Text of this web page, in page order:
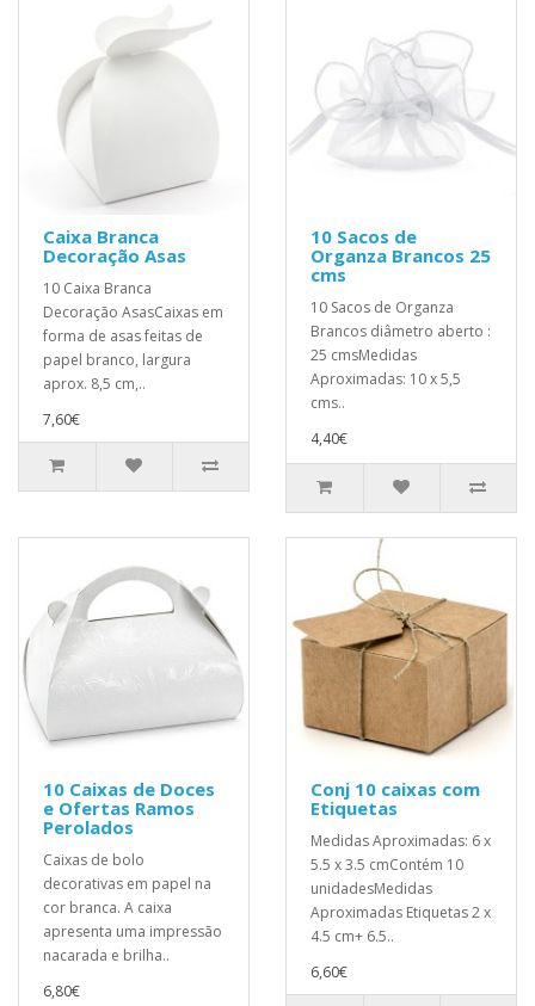
Caixa Branca
Decoração Asas
10 Caixa Branca
Decoração AsasCaixas em
forma de asas feitas de
papel branco, largura
aprox. 8,5 cm,..
7,60€
10 Sacos de
Organza Brancos 25
cms
10 Sacos de Organza
Brancos diâmetro aberto :
25 cmsMedidas
Aproximadas: 10 x 5,5
cms..
4,40€
10 Caixas de Doces
e Ofertas Ramos
Perolados
Caixas de bolo
decorativas em papel na
cor branca. A caixa
apresenta uma impressão
nacarada e brilha..
6,80€
Conj 10 caixas com
Etiquetas
Medidas Aproximadas: 6 x
5.5 x 3.5 cmContém 10
unidadesMedidas
Aproximadas Etiquetas 2 x
4.5 cm+ 6.5..
6,60€